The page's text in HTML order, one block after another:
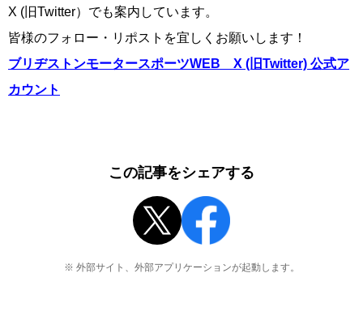
X (旧Twitter）でも案内しています。
皆様のフォロー・リポストを宜しくお願いします！
ブリヂストンモータースポーツWEB X (旧Twitter) 公式ア
カウント
この記事をシェアする
※ 外部サイト、外部アプリケーションが起動します。